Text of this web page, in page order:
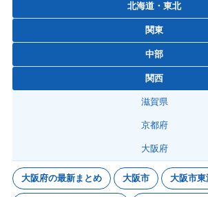
北海道・東北
関東
中部
関西
滋賀県
京都府
大阪府
大阪府の最新まとめ 大阪市 大阪市東